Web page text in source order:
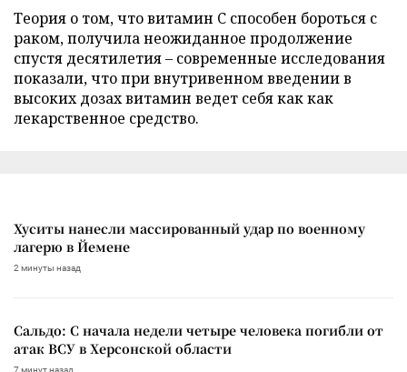
Теория о том, что витамин C способен бороться с
раком, получила неожиданное продолжение
спустя десятилетия – современные исследования
показали, что при внутривенном введении в
высоких дозах витамин ведет себя как как
лекарственное средство.
Хуситы нанесли массированный удар по военному
лагерю в Йемене
2 минуты назад
Сальдо: С начала недели четыре человека погибли от
атак ВСУ в Херсонской области
7 минут назад